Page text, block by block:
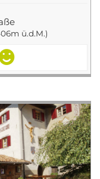
ü.d.M.)